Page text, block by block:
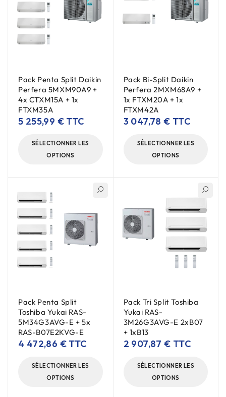
Pack Penta Split Daikin
Perfera 5MXM90A9 +
4x CTXM15A + 1x
FTXM35A
5 255,99 € TTC
SÉLECTIONNER LES
OPTIONS
Pack Bi-Split Daikin
Perfera 2MXM68A9 +
1x FTXM20A + 1x
FTXM42A
3 047,78€ TTC
SÉLECTIONNER LES
OPTIONS
Pack Penta Split
Toshiba Yukai RAS-
5M34G3AVG-E + 5x
RAS-B07E2KVG-E
4 472,86 € TTC
SÉLECTIONNER LES
OPTIONS
Pack Tri Split Toshiba
Yukai RAS-
3M26G3AVG-E 2xB07
+ 1xB13
2 907,87€ TTC
SÉLECTIONNER LES
OPTIONS